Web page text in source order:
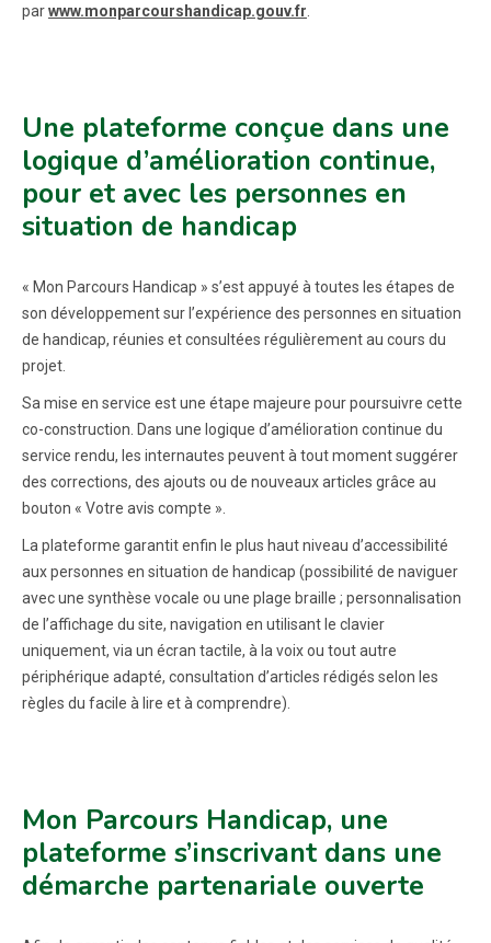
parwww.monparcourshandicap.gouv.fr
Une plateforme conçue dans une
logique d’amélioration continue,
pour et avec les personnes en
situation de handicap
« Mon Parcours Handicap » s’est appuyé à toutes les étapes de
son développement sur l’expérience des personnes en situation
de handicap, réunies et consultées régulièrement au cours du
projet.
Sa mise en service est une étape majeure pour poursuivre cette
co-construction. Dans une logique d’amélioration continue du
service rendu, les internautes peuvent à tout moment suggérer
des corrections, des ajouts ou de nouveaux articles grâce au
bouton « Votre avis compte ».
La plateforme garantit enfin le plus haut niveau d’accessibilité
aux personnes en situation de handicap (possibilité de naviguer
avec une synthèse vocale ou une plage braille ; personnalisation
de l’affichage du site, navigation en utilisant le clavier
uniquement, via un écran tactile, à la voix ou tout autre
périphérique adapté, consultation d’articles rédigés selon les
règles du facile à lire et à comprendre).
Mon Parcours Handicap, une
plateforme s’inscrivant dans une
démarche partenariale ouverte